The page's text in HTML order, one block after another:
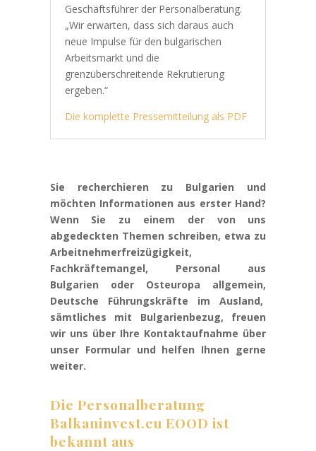
Geschäftsführer der Personalberatung.
„Wir erwarten, dass sich daraus auch
neue Impulse für den bulgarischen
Arbeitsmarkt und die
grenzüberschreitende Rekrutierung
ergeben.“
Die komplette Pressemitteilung als PDF
Sie recherchieren zu Bulgarien und
möchten Informationen aus erster Hand?
Wenn Sie zu einem der von uns
abgedeckten Themen schreiben, etwa zu
Arbeitnehmerfreizügigkeit,
Fachkräftemangel, Personal aus
Bulgarien oder Osteuropa allgemein,
Deutsche Führungskräfte im Ausland,
sämtliches mit Bulgarienbezug, freuen
wir uns über Ihre Kontaktaufnahme über
unser Formular und helfen Ihnen gerne
weiter.
Die Personalberatung
Balkaninvest.eu EOOD ist
bekannt aus